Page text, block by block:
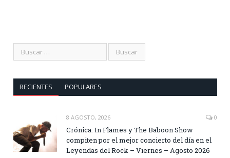
RECIENTES POPULARES
8 AGOSTO, 2026 0
Crónica: In Flames y The Baboon Show
compiten por el mejor concierto del día en el
Leyendas del Rock – Viernes – Agosto 2026